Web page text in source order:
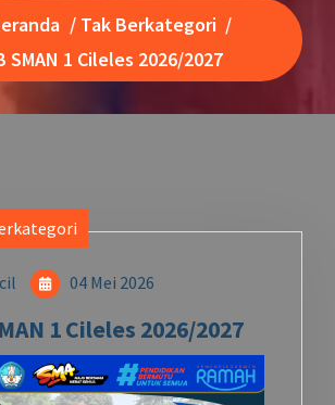
/ Tak Berkategori /
SMAN 1 Cileles 2026/2027
04 Mei 2026
1 Cileles 2026/2027